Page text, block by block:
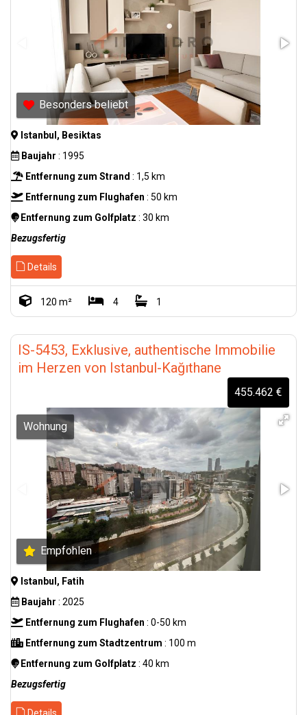
Besonders beliebt
Istanbul, Besiktas
Baujahr : 1995
Entfernung zum Strand : 1,5 km
Entfernung zum Flughafen : 50 km
Entfernung zum Golfplatz : 30 km
Bezugsfertig
Details
120 m² 4 1
IS-5453, Exklusive, authentische Immobilie
im Herzen von Istanbul-Kağıthane
455.462 €
Wohnung
Empfohlen
Istanbul, Fatih
Baujahr : 2025
Entfernung zum Flughafen : 0-50 km
Entfernung zum Stadtzentrum : 100 m
Entfernung zum Golfplatz : 40 km
Bezugsfertig